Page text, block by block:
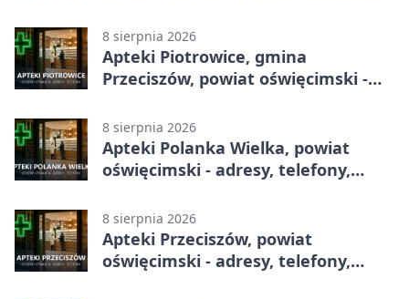
8 sierpnia 2026
Apteki Piotrowice, gmina
Przeciszów, powiat oświęcimski -
8 sierpnia 2026
Apteki Polanka Wielka, powiat
oświęcimski - adresy, telefony,
8 sierpnia 2026
Apteki Przeciszów, powiat
oświęcimski - adresy, telefony,